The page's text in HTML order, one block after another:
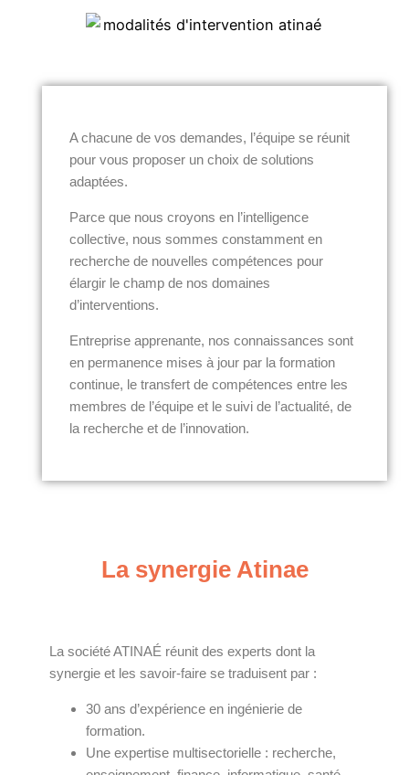
A chacune de vos demandes, l’équipe se réunit
pour vous proposer un choix de solutions
adaptées.
Parce que nous croyons en l’intelligence
collective, nous sommes constamment en
recherche de nouvelles compétences pour
élargir le champ de nos domaines
d’interventions.
Entreprise apprenante, nos connaissances sont
en permanence mises à jour par la formation
continue, le transfert de compétences entre les
membres de l’équipe et le suivi de l’actualité, de
la recherche et de l’innovation.
La synergie Atinae
La société ATINAÉ réunit des experts dont la
synergie et les savoir-faire se traduisent par :
30 ans d’expérience en ingénierie de
formation.
Une expertise multisectorielle : recherche,